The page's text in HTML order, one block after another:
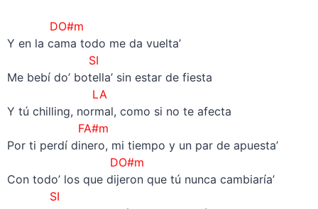
DO#m
Y en la cama todo me da vuelta’
SI
Me bebí do’ botella’ sin estar de fiesta
LA
Y tú chilling, normal, como si no te afecta
FA#m
Por ti perdí dinero, mi tiempo y un par de apuesta’
DO#m
Con todo’ los que dijeron que tú nunca cambiaría’
SI